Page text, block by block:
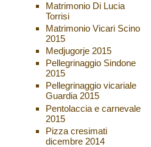
Matrimonio Di Lucia
Torrisi
Matrimonio Vicari Scino
2015
Medjugorje 2015
Pellegrinaggio Sindone
2015
Pellegrinaggio vicariale
Guardia 2015
Pentolaccia e carnevale
2015
Pizza cresimati
dicembre 2014